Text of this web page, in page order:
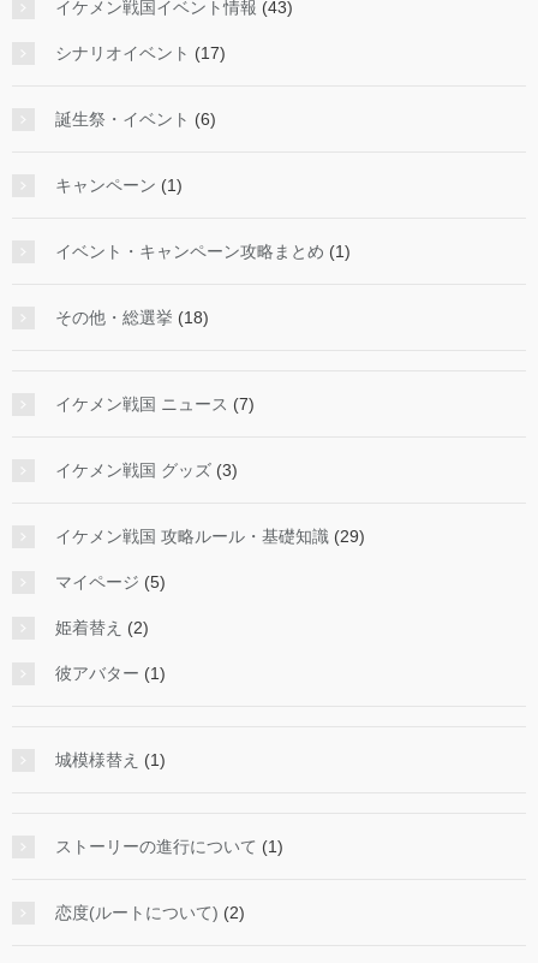
イケメン戦国イベント情報 (43)
シナリオイベント (17)
誕生祭・イベント (6)
キャンペーン (1)
イベント・キャンペーン攻略まとめ (1)
その他・総選挙 (18)
イケメン戦国 ニュース (7)
イケメン戦国 グッズ (3)
イケメン戦国 攻略ルール・基礎知識 (29)
マイページ (5)
姫着替え (2)
彼アバター (1)
城模様替え (1)
ストーリーの進行について (1)
恋度(ルートについて) (2)